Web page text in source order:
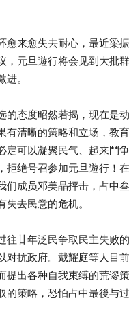
愈来愈失去耐心，最近梁
，元旦遊行将会见到大批
。
的态度昭然若揭，现在是
有清晰的策略和立场，教
定可以凝聚民气、起来鬥
拒绝号召参加元旦遊行！
们成员邓美晶抨击，占中
失去民意的危机。
往廿年泛民争取民主失败
对抗政府。戴耀庭等人目
提出各种自我束缚的荒谬
的策略，恐怕占中最後与过